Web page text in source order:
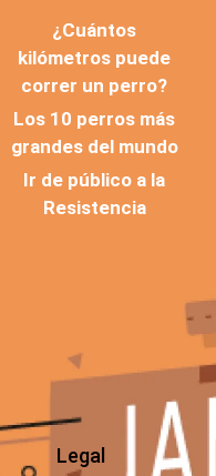
¿Cuántos
kilómetros puede
correr un perro?
Los 10 perros más
grandes del mundo
Ir de público a la
Resistencia
Legal